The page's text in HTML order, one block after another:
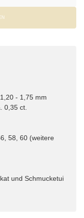
- 1,75 mm
0,35 ct.
58, 60 (weitere
und Schmucketui